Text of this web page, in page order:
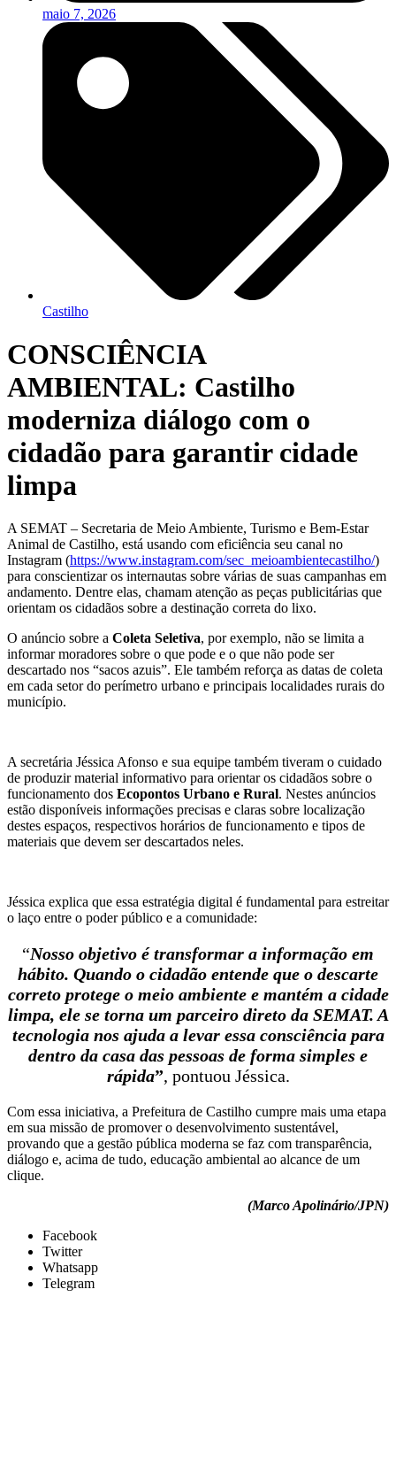
maio 7, 2026
Castilho
CONSCIÊNCIA
AMBIENTAL: Castilho
moderniza diálogo com o
cidadão para garantir cidade
limpa
A SEMAT – Secretaria de Meio Ambiente, Turismo e Bem-Estar
Animal de Castilho, está usando com eficiência seu canal no
Instagram (https://www.instagram.com/sec_meioambientecastilho/)
para conscientizar os internautas sobre várias de suas campanhas em
andamento. Dentre elas, chamam atenção as peças publicitárias que
orientam os cidadãos sobre a destinação correta do lixo.
O anúncio sobre a Coleta Seletiva, por exemplo, não se limita a
informar moradores sobre o que pode e o que não pode ser
descartado nos “sacos azuis”. Ele também reforça as datas de coleta
em cada setor do perímetro urbano e principais localidades rurais do
município.
A secretária Jéssica Afonso e sua equipe também tiveram o cuidado
de produzir material informativo para orientar os cidadãos sobre o
funcionamento dos Ecopontos Urbano e Rural. Nestes anúncios
estão disponíveis informações precisas e claras sobre localização
destes espaços, respectivos horários de funcionamento e tipos de
materiais que devem ser descartados neles.
Jéssica explica que essa estratégia digital é fundamental para estreitar
o laço entre o poder público e a comunidade:
“Nosso objetivo é transformar a informação em
hábito. Quando o cidadão entende que o descarte
correto protege o meio ambiente e mantém a cidade
limpa, ele se torna um parceiro direto da SEMAT. A
tecnologia nos ajuda a levar essa consciência para
dentro da casa das pessoas de forma simples e
rápida”, pontuou Jéssica.
Com essa iniciativa, a Prefeitura de Castilho cumpre mais uma etapa
em sua missão de promover o desenvolvimento sustentável,
provando que a gestão pública moderna se faz com transparência,
diálogo e, acima de tudo, educação ambiental ao alcance de um
clique.
(Marco Apolinário/JPN)
Facebook
Twitter
Whatsapp
Telegram